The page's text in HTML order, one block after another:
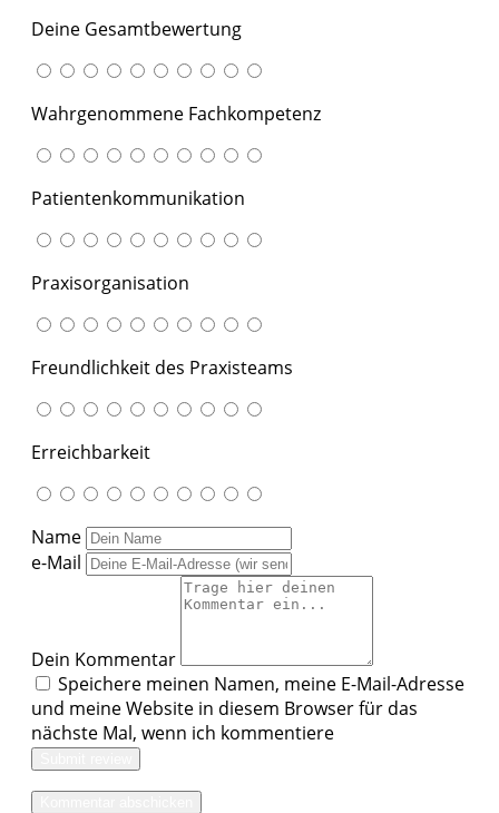
Deine Gesamtbewertung
Wahrgenommene Fachkompetenz
Patientenkommunikation
Praxisorganisation
Freundlichkeit des Praxisteams
Erreichbarkeit
Name
e-Mail
Dein Kommentar
Speichere meinen Namen, meine E-Mail-Adresse
und meine Website in diesem Browser für das
nächste Mal, wenn ich kommentiere